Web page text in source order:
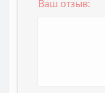
Ваш отзыв: